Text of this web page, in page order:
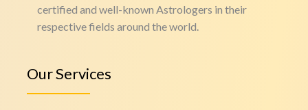
certified and well-known Astrologers in their
respective fields around the world.
Our Services